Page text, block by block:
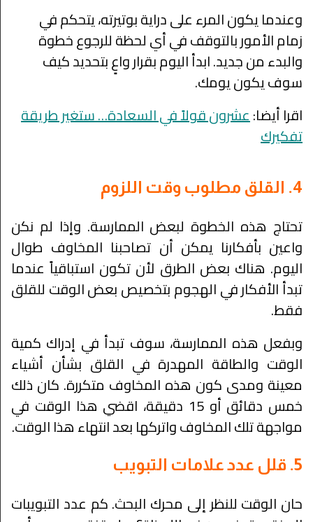
وعندما يكون المرء على دراية بوتيرته، يتحكم في
زمام الأمور بالتوقف في أي لحظة للرجوع خطوة
والبدء من جديد. ابدأ اليوم بقرار واعٍ بتحديد كيف
سوف يكون يومك.
اقرا أيضا:عشرون قولاً في السعادة… ستغير طريقة
تفكيرك
4. القلق مطلوب وقت اللزوم
تحتاج هذه الخطوة لبعض الممارسة. وإذا لم نكن
واعين بأفكارنا يمكن أن تصاحبنا المخاوف طوال
اليوم. هناك بعض الطرق لأن تكون استباقياً عندما
تبدأ الأفكار في الهجوم بتخصيص بعض الوقت للقلق
فقط.
وبفعل هذه الممارسة، سوف تبدأ في إدراك كمية
الوقت والطاقة المهدرة في القلق بشأن أشياء
معينة ومدى كون هذه المخاوف متكررة. كان ذلك
خمس دقائق أو 15 دقيقة، اقضي هذا الوقت في
مواجهة تلك المخاوف واتركها بعد انتهاء هذا الوقت.
5. قلل عدد علامات التبويب
حان الوقت للنظر إلى محرك البحث. كم عدد التبويبات